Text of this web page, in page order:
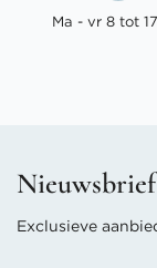
Ma - vr 8 tot
Nieuwsbrief
Exclusieve